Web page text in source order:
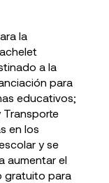
la
a la
para
educativos;
Transporte
en los
y se
aumentar el
gratuito para